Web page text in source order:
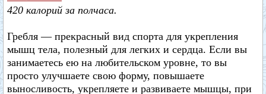
420 калорий за полчаса.
Гребля — прекрасный вид спорта для укрепления
мышц тела, полезный для легких и сердца. Если вы
занимаетесь ею на любительском уровне, то вы
просто улучшаете свою форму, повышаете
выносливость, укрепляете и развиваете мышцы, при